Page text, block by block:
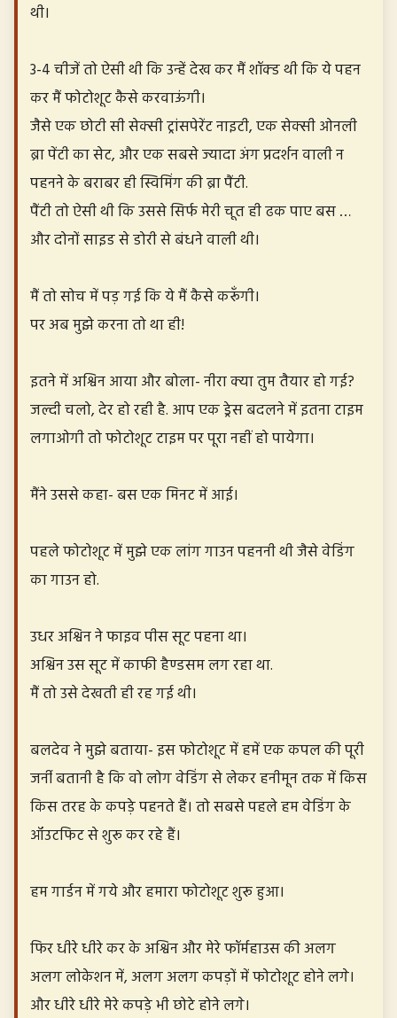
थी।
3-4 चीजें तो ऐसी थी कि उन्हें देख कर मैं शॉक्ड थी कि ये पहन
कर मैं फोटोशूट कैसे करवाऊंगी।
जैसे एक छोटी सी सेक्सी ट्रांसपेरेंट नाइटी, एक सेक्सी ओनली
ब्रा पेंटी का सेट, और एक सबसे ज्यादा अंग प्रदर्शन वाली न
पहनने के बराबर ही स्विमिंग की ब्रा पैंटी.
पैंटी तो ऐसी थी कि उससे सिर्फ मेरी चूत ही ढक पाए बस …
और दोनों साइड से डोरी से बंधने वाली थी।
मैं तो सोच में पड़ गई कि ये मैं कैसे करूँगी।
पर अब मुझे करना तो था ही!
इतने में अश्विन आया और बोला- नीरा क्या तुम तैयार हो गई?
जल्दी चलो, देर हो रही है. आप एक ड्रेस बदलने में इतना टाइम
लगाओगी तो फोटोशूट टाइम पर पूरा नहीं हो पायेगा।
मैंने उससे कहा- बस एक मिनट में आई।
पहले फोटोशूट में मुझे एक लांग गाउन पहननी थी जैसे वेडिंग
का गाउन हो.
उधर अश्विन ने फाइव पीस सूट पहना था।
अश्विन उस सूट में काफी हैण्डसम लग रहा था.
मैं तो उसे देखती ही रह गई थी।
बलदेव ने मुझे बताया- इस फोटोशूट में हमें एक कपल की पूरी
जर्नी बतानी है कि वो लोग वेडिंग से लेकर हनीमून तक में किस
किस तरह के कपड़े पहनते हैं। तो सबसे पहले हम वेडिंग के
ऑउटफिट से शुरू कर रहे हैं।
हम गार्डन में गये और हमारा फोटोशूट शुरू हुआ।
फिर धीरे धीरे कर के अश्विन और मेरे फॉर्महाउस की अलग
अलग लोकेशन में, अलग अलग कपड़ों में फोटोशूट होने लगे।
और धीरे धीरे मेरे कपड़े भी छोटे होने लगे।